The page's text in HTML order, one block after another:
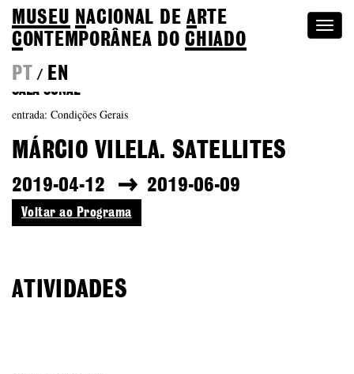
MUSEU NACIONAL DEA RTE
CONTEMPORÂNEA DOCHIADO
PT
/ EN
SALA SONAE
entrada: Condições Gerais
MÁRCIO VILELA. SATELLITES
2019-04-12 2019-06-09
Voltar ao Programa
ATIVIDADES